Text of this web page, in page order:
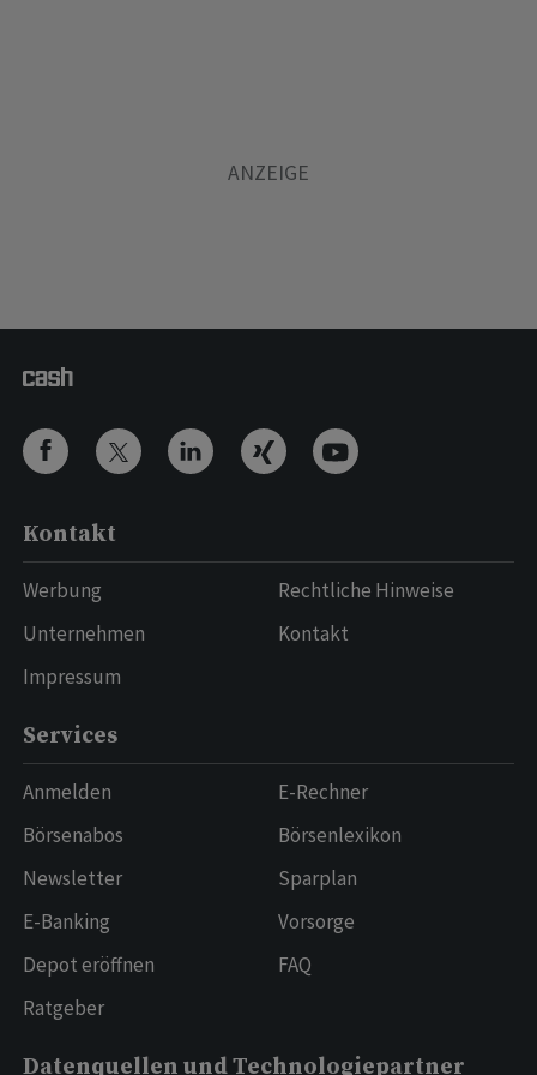
Kontakt
Werbung
Unternehmen
Impressum
Rechtliche Hinweise
Kontakt
Services
Anmelden
Börsenabos
Newsletter
E-Banking
Depot eröffnen
Ratgeber
E-Rechner
Börsenlexikon
Sparplan
Vorsorge
FAQ
Datenquellen und Technologiepartner